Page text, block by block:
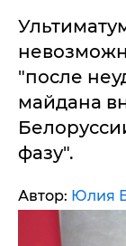
"после
майдана
фазу".
Автор: Юлия